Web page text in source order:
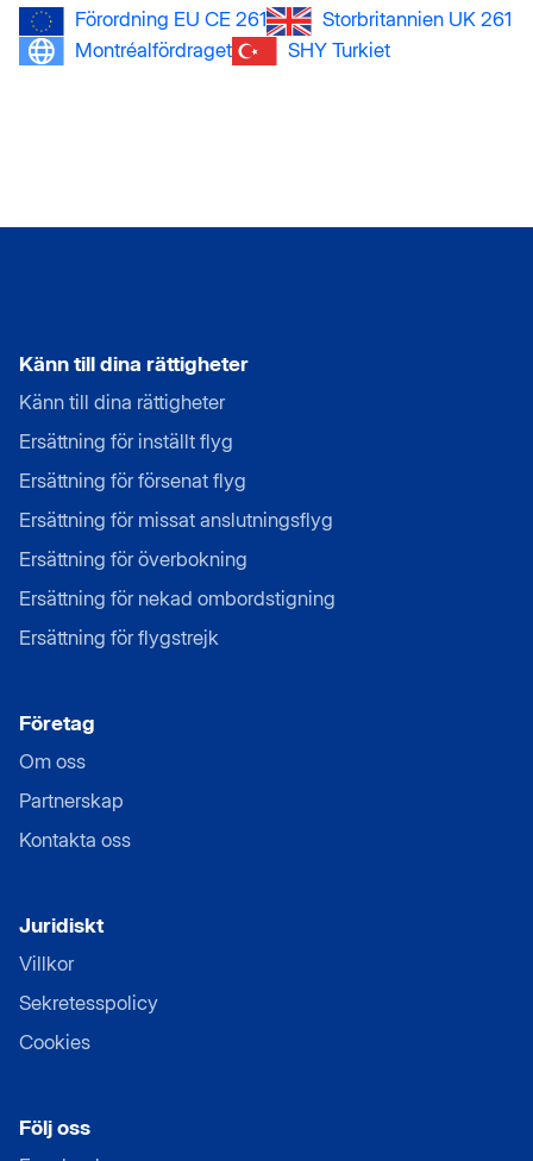
Förordning EU CE 261
Storbritannien UK 261
Montréalfördraget
SHY Turkiet
Känn till dina rättigheter
Känn till dina rättigheter
Ersättning för inställt flyg
Ersättning för försenat flyg
Ersättning för missat anslutningsflyg
Ersättning för överbokning
Ersättning för nekad ombordstigning
Ersättning för flygstrejk
Företag
Om oss
Partnerskap
Kontakta oss
Juridiskt
Villkor
Sekretesspolicy
Cookies
Följ oss